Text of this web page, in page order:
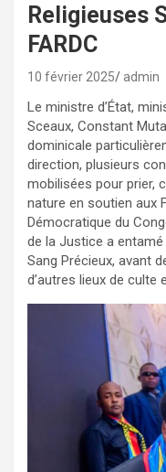
Religieuses
FARDC
10 février 2025 admin
Le ministre d’État,
Sceaux, Constant
dominicale
direction, plusieurs
mobilisées pour prier,
nature en soutien aux
Démocratique du
de la Justice a entamé
Sang Précieux, avant
d’autres lieux de culte